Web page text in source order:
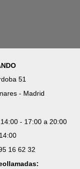
51
- Madrid
- 17:00 a 20:00
16 62 32